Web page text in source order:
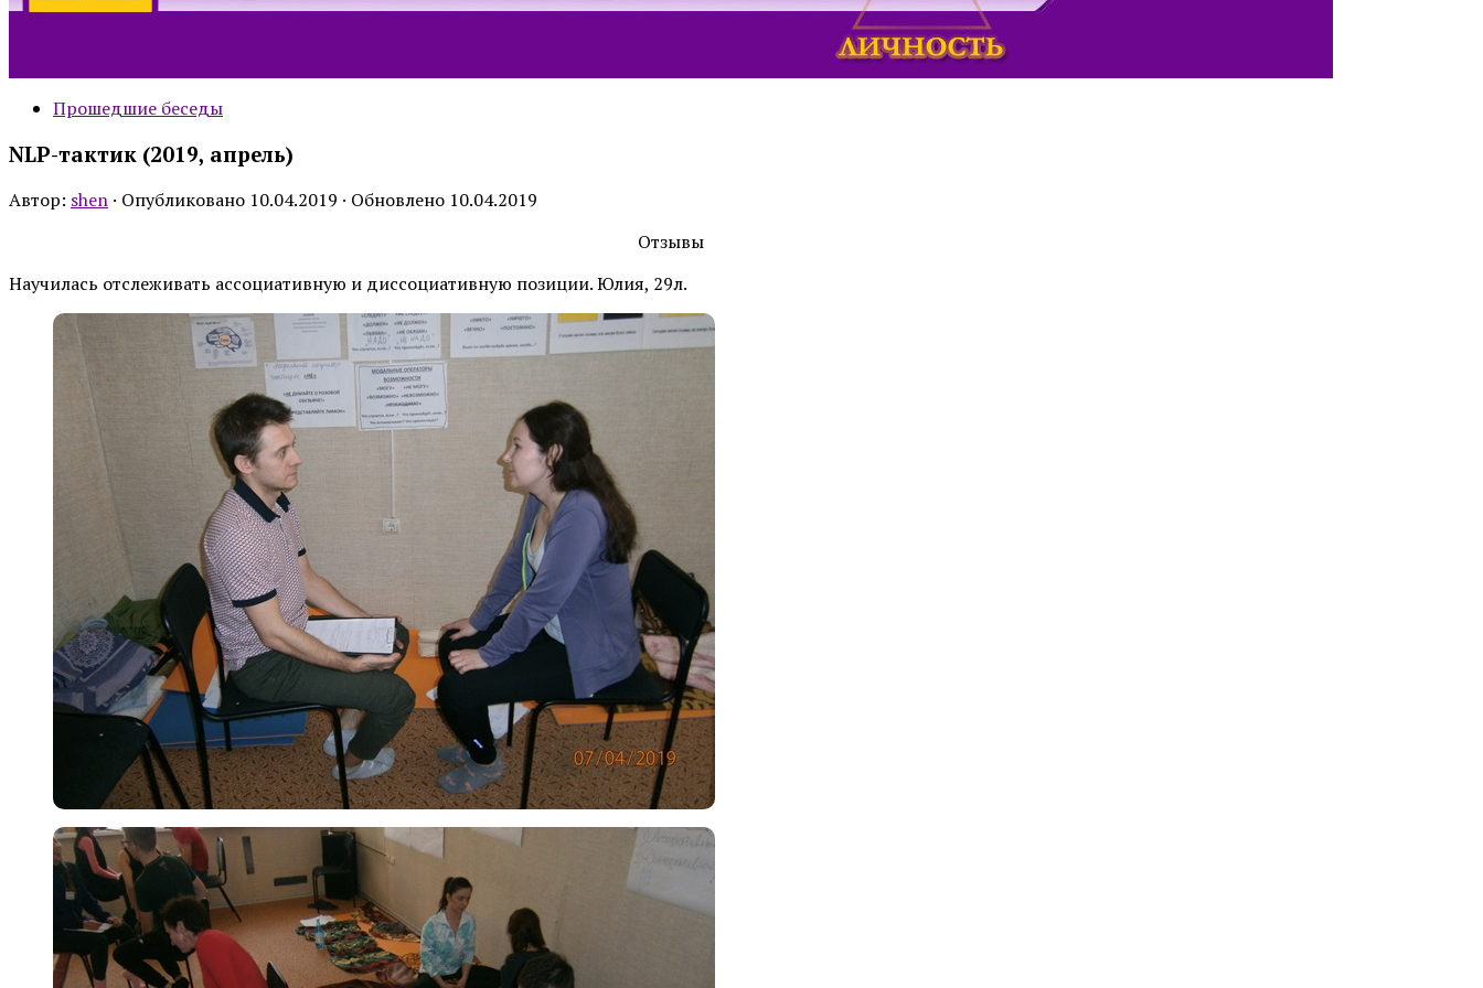
Прошедшие беседы
NLP-тактик (2019, апрель)
Автор: shen · Опубликовано 10.04.2019 · Обновлено 10.04.2019
Отзывы
Научилась отслеживать ассоциативную и диссоциативную позиции. Юлия, 29л.